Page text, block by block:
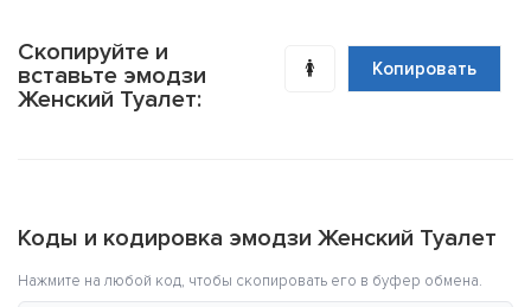
Скопируйте и
вставьте эмодзи
Женский Туалет:
🚺 Копировать
Коды и кодировка эмодзи Женский Туалет
Нажмите на любой код, чтобы скопировать его в буфер обмена.